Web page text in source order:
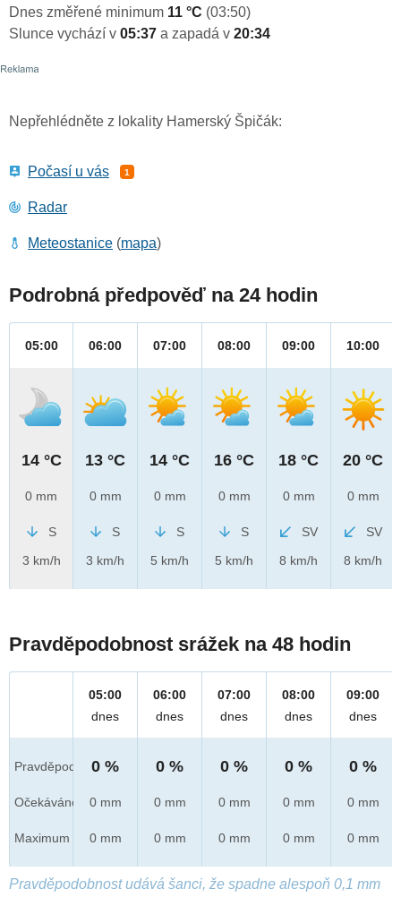
Dnes změřené minimum 11 °C (03:50)
Slunce vychází v 05:37 a zapadá v 20:34
Nepřehlédněte z lokality Hamerský Špičák:
Počasí u vás 1
Radar
Meteostanice (mapa)
Podrobná předpověď na 24 hodin
05:00
14 °C
0 mm
S
3 km/h
06:00
13 °C
0 mm
S
3 km/h
07:00
14 °C
0 mm
S
5 km/h
08:00
16 °C
0 mm
S
5 km/h
09:00
18 °C
0 mm
SV
8 km/h
10:00
20 °C
0 mm
SV
8 km/h
Pravděpodobnost srážek na 48 hodin
Pravděpod.
Očekáváno
Maximum
05:00
dnes
0 %
0 mm
0 mm
06:00
dnes
0 %
0 mm
0 mm
07:00
dnes
0 %
0 mm
0 mm
08:00
dnes
0 %
0 mm
0 mm
09:00
dnes
0 %
0 mm
0 mm
Pravděpodobnost udává šanci, že spadne alespoň 0,1 mm